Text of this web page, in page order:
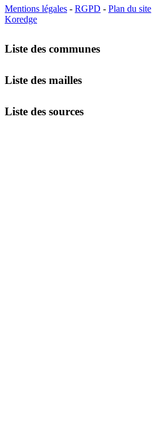
Mentions légales - RGPD - Plan du site
Koredge
Liste des communes
Liste des mailles
Liste des sources